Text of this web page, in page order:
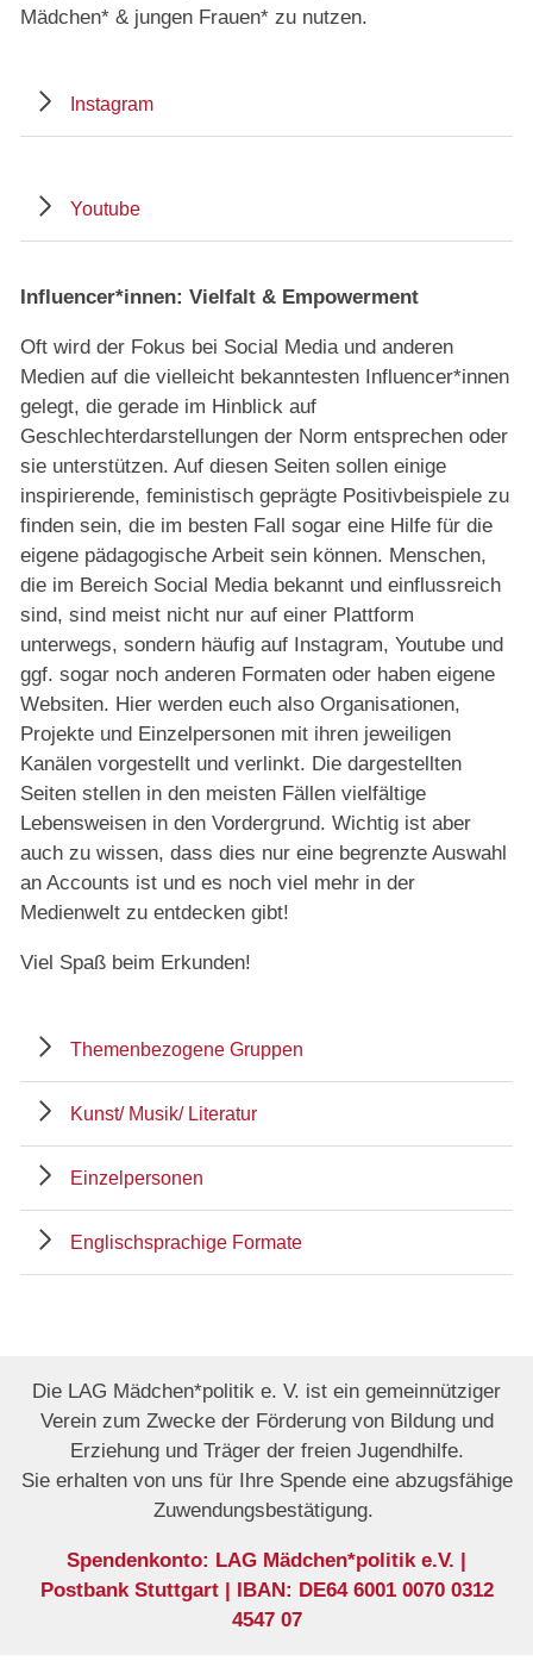
Mädchen* & jungen Frauen* zu nutzen.
Instagram
Youtube
Influencer*innen: Vielfalt & Empowerment
Oft wird der Fokus bei Social Media und anderen
Medien auf die vielleicht bekanntesten Influencer*innen
gelegt, die gerade im Hinblick auf
Geschlechterdarstellungen der Norm entsprechen oder
sie unterstützen. Auf diesen Seiten sollen einige
inspirierende, feministisch geprägte Positivbeispiele zu
finden sein, die im besten Fall sogar eine Hilfe für die
eigene pädagogische Arbeit sein können. Menschen,
die im Bereich Social Media bekannt und einflussreich
sind, sind meist nicht nur auf einer Plattform
unterwegs, sondern häufig auf Instagram, Youtube und
ggf. sogar noch anderen Formaten oder haben eigene
Websiten. Hier werden euch also Organisationen,
Projekte und Einzelpersonen mit ihren jeweiligen
Kanälen vorgestellt und verlinkt. Die dargestellten
Seiten stellen in den meisten Fällen vielfältige
Lebensweisen in den Vordergrund. Wichtig ist aber
auch zu wissen, dass dies nur eine begrenzte Auswahl
an Accounts ist und es noch viel mehr in der
Medienwelt zu entdecken gibt!
Viel Spaß beim Erkunden!
Themenbezogene Gruppen
Kunst/ Musik/ Literatur
Einzelpersonen
Englischsprachige Formate
Die LAG Mädchen*politik e. V. ist ein gemeinnütziger
Verein zum Zwecke der Förderung von Bildung und
Erziehung und Träger der freien Jugendhilfe.
Sie erhalten von uns für Ihre Spende eine abzugsfähige
Zuwendungsbestätigung.
Spendenkonto: LAG Mädchen*politik e.V. |
Postbank Stuttgart | IBAN: DE64 6001 0070 0312
4547 07